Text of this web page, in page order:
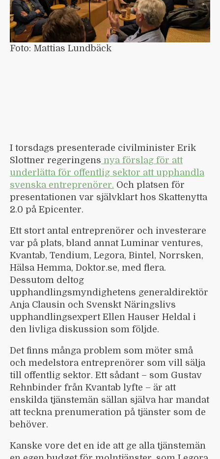
Foto: Mattias Lundbäck
I torsdags presenterade civilminister Erik
Slottner regeringens nya förslag för att
underlätta för offentlig sektor att upphandla
svenska entreprenörer. Och platsen för
presentationen var självklart hos Skattenytta
2.0 på Epicenter.
Ett stort antal entreprenörer och investerare
var på plats, bland annat Luminar ventures,
Kvantab, Tendium, Legora, Bintel, Norrsken,
Hälsa Hemma, Doktor.se, med flera.
Dessutom deltog
upphandlingsmyndighetens generaldirektör
Anja Clausin och Svenskt Näringslivs
upphandlingsexpert Ellen Hauser Heldal i
den livliga diskussion som följde.
Det finns många problem som möter små
och medelstora entreprenörer som vill sälja
till offentlig sektor. Ett sådant – som Gustav
Rehnbinder från Kvantab lyfte – är att
enskilda tjänstemän sällan själva har mandat
att teckna prenumeration på tjänster som de
behöver.
Kanske vore det en ide att ge alla tjänstemän